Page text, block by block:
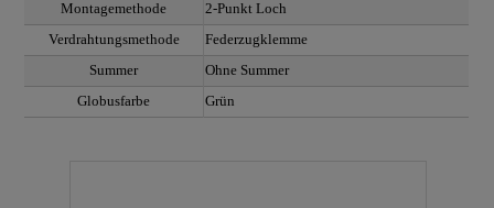
Montagemethode
2-Punkt Loch
Verdrahtungsmethode
Federzugklemme
Summer
Ohne Summer
Globusfarbe
Grün